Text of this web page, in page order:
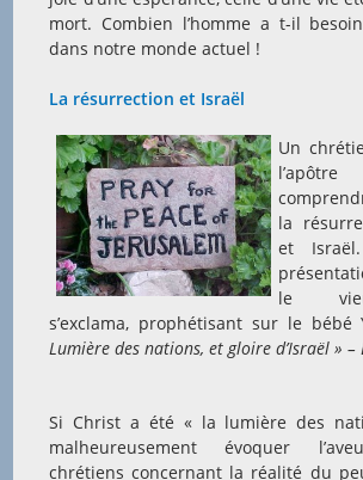
mort. Combien l’homme a t-il
dans notre monde actuel !
La résurrection et Israël
Un
la
et
le
s’exclama, prophétisant sur le bébé
Lumière des nations, et gloire d’Israël » –
Si Christ a été « la lumière des
malheureusement évoquer
chrétiens concernant la réalité du